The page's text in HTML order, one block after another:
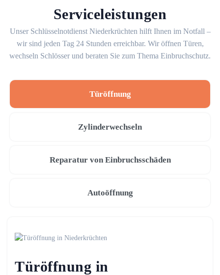
Serviceleistungen
Unser Schlüsselnotdienst Niederkrüchten hilft Ihnen im Notfall –
wir sind jeden Tag 24 Stunden erreichbar. Wir öffnen Türen,
wechseln Schlösser und beraten Sie zum Thema Einbruchschutz.
Türöffnung
Zylinderwechseln
Reparatur von Einbruchsschäden
Autoöffnung
Türöffnung in